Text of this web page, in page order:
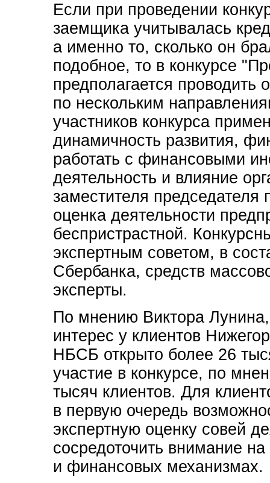
Если при проведении
заемщика учитывалась
а именно то, сколько он
подобное, то в конкурсе
предполагается проводить
по нескольким
участников конкурса
динамичность развития,
работать с финансовыми
деятельность и влияние
заместителя
оценка деятельности
беспристрастной.
экспертным советом, в
Сбербанка, средств
эксперты.
По мнению Виктора
интерес у клиентов
НБСБ открыто более 26
участие в конкурсе, по
тысяч клиентов. Для
в первую очередь
экспертную оценку совей
сосредоточить внимание
и финансовых механизмах.